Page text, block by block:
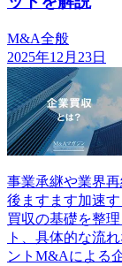
M&A全般
2025年12月23日
事業承継や業界
後ますます加速
買収の基礎を整
ト、具体的な流
ントM&Aによる